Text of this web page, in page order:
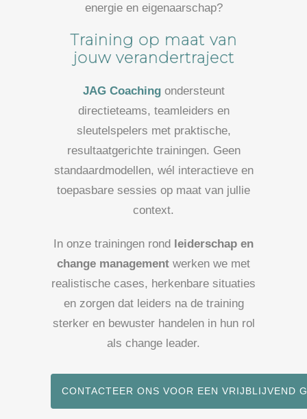
energie en eigenaarschap?
Training op maat van
jouw verandertraject
JAG Coachingondersteunt
directieteams, teamleiders en
sleutelspelers met praktische,
resultaatgerichte trainingen. Geen
standaardmodellen, wél interactieve en
toepasbare sessies op maat van jullie
context.
In onze trainingen rond leiderschap en
change management werken we met
realistische cases, herkenbare situaties
en zorgen dat leiders na de training
sterker en bewuster handelen in hun rol
als change leader.
CONTACTEER ONS VOOR EEN VRIJBLIJVEND